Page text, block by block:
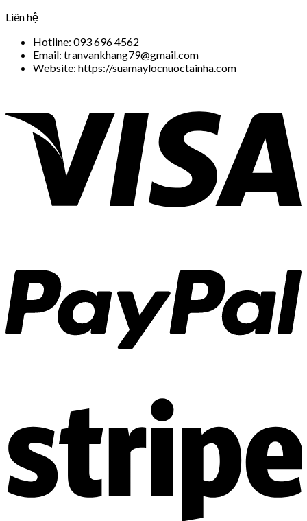
Liên hệ
Hotline: 093 696 4562
Email: tranvankhang79@gmail.com
Website: https://suamaylocnuoctainha.com